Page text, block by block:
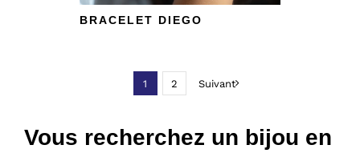
BRACELET DIEGO
1 2 Suivant
Vous recherchez un bijou en